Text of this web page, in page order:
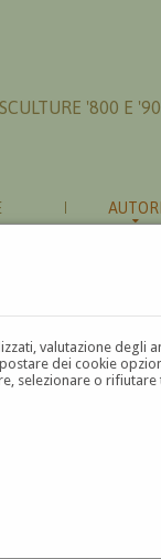
valutazione
dei cookie
selezionare o
'800 E
AUTORI
J K L M N